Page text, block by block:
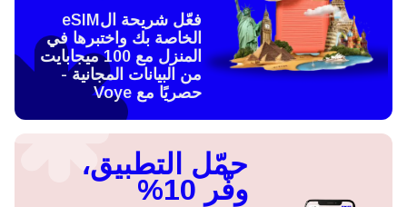
فعّل شريحة الeSIM
الخاصة بك واختبرها في
المنزل مع 100 ميجابايت
من البيانات المجانية -
حصريًا مع Voye
حمّل التطبيق،
وفّر 10%